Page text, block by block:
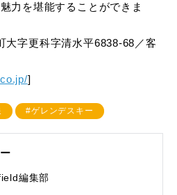
力を堪能することができま
大字更科字清水平6838-68／客
]
#ゲレンデスキー
編集部